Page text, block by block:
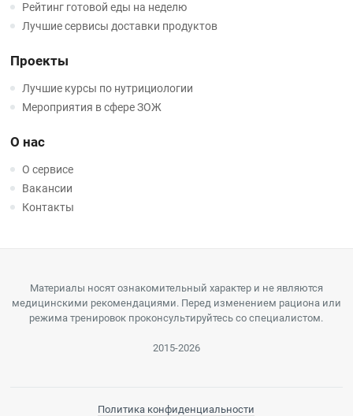
Рейтинг готовой еды на неделю
Лучшие сервисы доставки продуктов
Проекты
Лучшие курсы по нутрициологии
Мероприятия в сфере ЗОЖ
О нас
О сервисе
Вакансии
Контакты
Материалы носят ознакомительный характер и не являются
медицинскими рекомендациями. Перед изменением рациона или
режима тренировок проконсультируйтесь со специалистом.
2015-2026
Политика конфиденциальности